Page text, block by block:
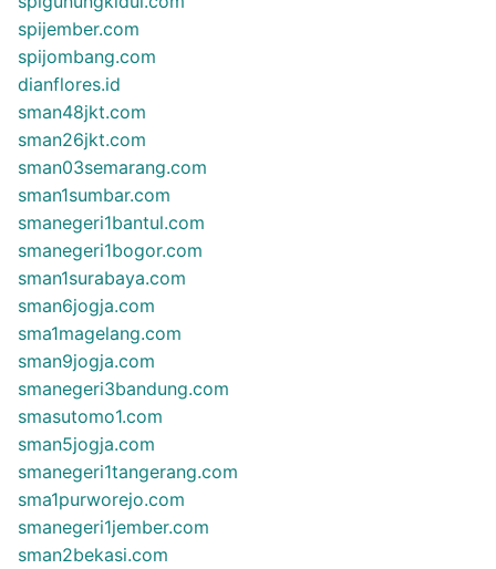
spijember.com
spijombang.com
dianflores.id
sman48jkt.com
sman26jkt.com
sman03semarang.com
sman1sumbar.com
smanegeri1bantul.com
smanegeri1bogor.com
sman1surabaya.com
sman6jogja.com
sma1magelang.com
sman9jogja.com
smanegeri3bandung.com
smasutomo1.com
sman5jogja.com
smanegeri1tangerang.com
sma1purworejo.com
smanegeri1jember.com
sman2bekasi.com